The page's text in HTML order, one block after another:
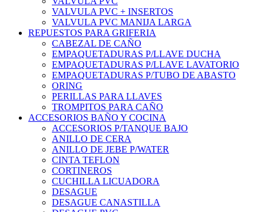
VALVULA PVC + INSERTOS
VALVULA PVC MANIJA LARGA
REPUESTOS PARA GRIFERIA
CABEZAL DE CAÑO
EMPAQUETADURAS P/LLAVE DUCHA
EMPAQUETADURAS P/LLAVE LAVATORIO
EMPAQUETADURAS P/TUBO DE ABASTO
ORING
PERILLAS PARA LLAVES
TROMPITOS PARA CAÑO
ACCESORIOS BAÑO Y COCINA
ACCESORIOS P/TANQUE BAJO
ANILLO DE CERA
ANILLO DE JEBE P/WATER
CINTA TEFLON
CORTINEROS
CUCHILLA LICUADORA
DESAGUE
DESAGUE CANASTILLA